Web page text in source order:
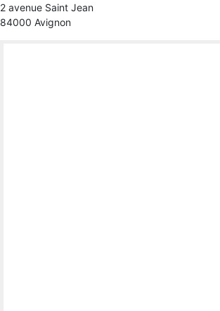
2 avenue Saint Jean
84000 Avignon